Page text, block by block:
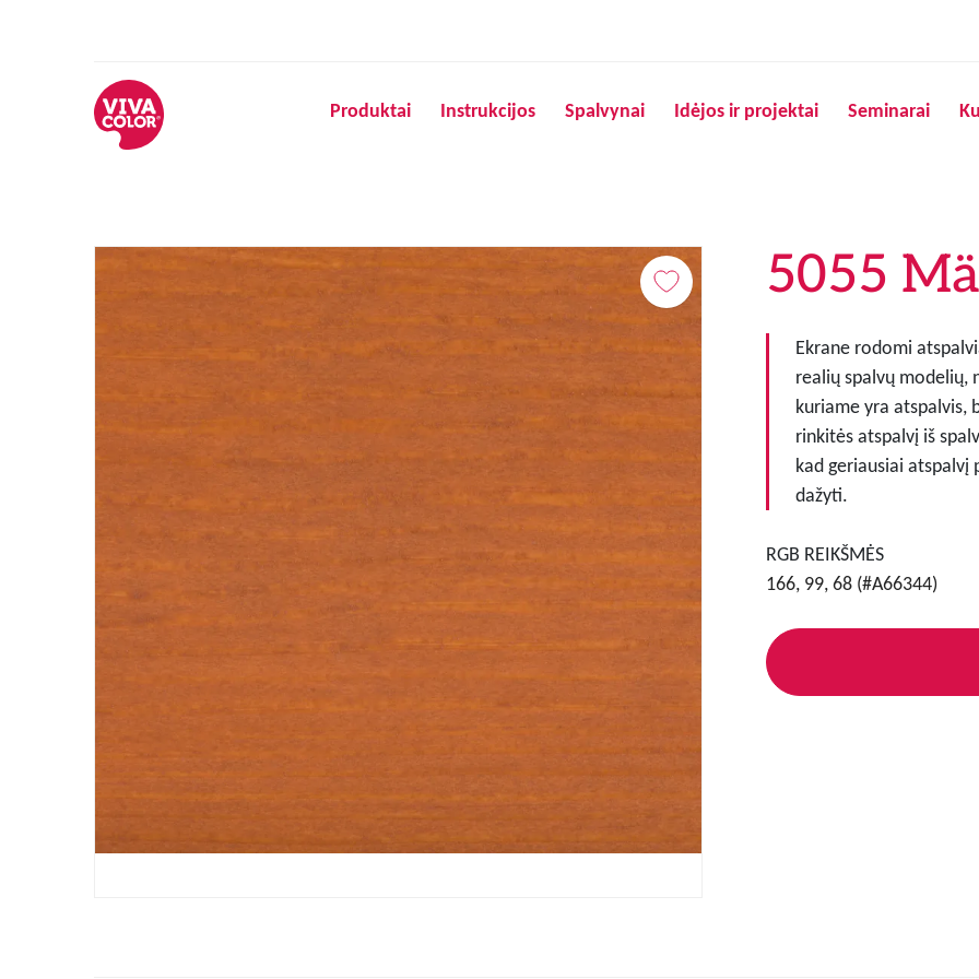
Produktai Instrukcijos Spalvynai Idėjos ir projektai Seminarai
5055
Ekrane rodomi
realių spalvų modelių,
kuriame yra atspalvis,
rinkitės atspalvį iš
kad geriausiai
dažyti.
RGB REIKŠMĖS
166, 99, 68 (#A66344)